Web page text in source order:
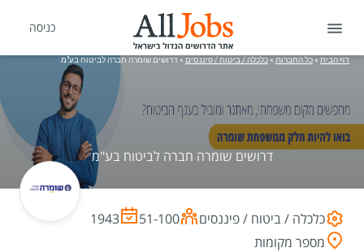
כניסה
דף הבית »כל החברות »כלכלה / ביטוח / פיננסים »דרושים שומרה חברה לביטוח בע"מ
דרושים שומרה חברה לביטוח בע"מ
כלכלה / ביטוח / פיננסים 51-100
1943
מספר מקומות